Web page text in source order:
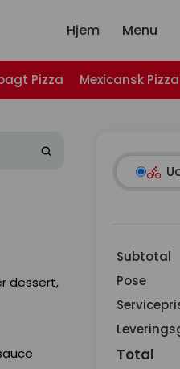
Hjem Menu
Pizza Mexicansk Pizza
dessert,
Subtotal
Pose
Total